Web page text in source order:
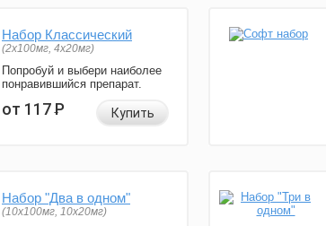
Набор Классический
(2x100мг, 4x20мг)
Попробуй и выбери наиболее
понравившийся препарат.
от 117Р Купить
Набор "Два в одном"
(10x100мг, 10x20мг)